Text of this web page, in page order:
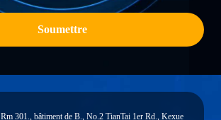
Soumettre
Rm 301., bâtiment de B., No.2 TianTai 1er Rd., Kexue